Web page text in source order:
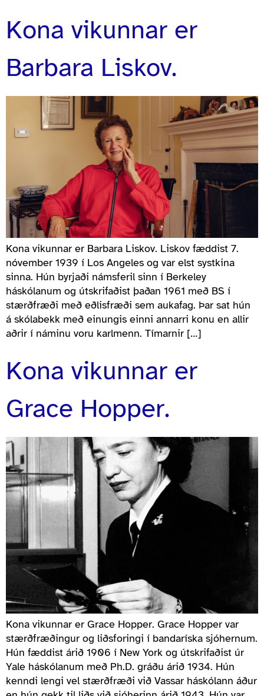
Kona vikunnar er
Barbara Liskov.
Kona vikunnar er Barbara Liskov. Liskov fæddist 7.
nóvember 1939 í Los Angeles og var elst systkina
sinna. Hún byrjaði námsferil sinn í Berkeley
háskólanum og útskrifaðist þaðan 1961 með BS í
stærðfræði með eðlisfræði sem aukafag. Þar sat hún
á skólabekk með einungis einni annarri konu en allir
aðrir í náminu voru karlmenn. Tímarnir […]
Kona vikunnar er
Grace Hopper.
Kona vikunnar er Grace Hopper. Grace Hopper var
stærðfræðingur og liðsforingi í bandaríska sjóhernum.
Hún fæddist árið 1906 í New York og útskrifaðist úr
Yale háskólanum með Ph.D. gráðu árið 1934. Hún
kenndi lengi vel stærðfræði við Vassar háskólann áður